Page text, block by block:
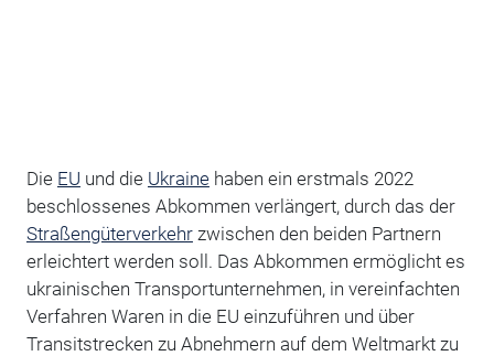
Die EU und die Ukrainehaben ein erstmals 2022
beschlossenes Abkommen verlängert, durch das der
Straßengüterverkehrzwischen den beiden Partnern
erleichtert werden soll. Das Abkommen ermöglicht es
ukrainischen Transportunternehmen, in vereinfachten
Verfahren Waren in die EU einzuführen und über
Transitstrecken zu Abnehmern auf dem Weltmarkt zu